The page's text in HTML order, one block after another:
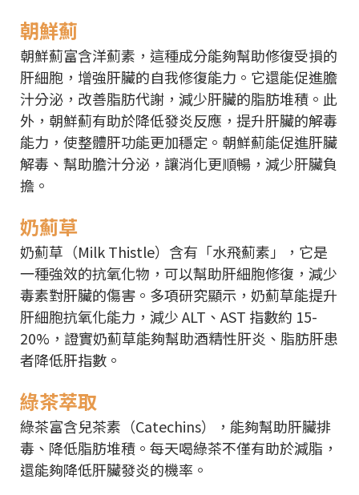
朝鮮薊
朝鮮薊富含洋薊素，這種成分能夠幫助修復受損的
肝細胞，增強肝臟的自我修復能力。它還能促進膽
汁分泌，改善脂肪代謝，減少肝臟的脂肪堆積。此
外，朝鮮薊有助於降低發炎反應，提升肝臟的解毒
能力，使整體肝功能更加穩定。朝鮮薊能促進肝臟
解毒、幫助膽汁分泌，讓消化更順暢，減少肝臟負
擔。
奶薊草
奶薊草（Milk Thistle）含有「水飛薊素」，它是
一種強效的抗氧化物，可以幫助肝細胞修復，減少
毒素對肝臟的傷害。多項研究顯示，奶薊草能提升
肝細胞抗氧化能力，減少 ALT、AST 指數約 15-
20%，證實奶薊草能夠幫助酒精性肝炎、脂肪肝患
者降低肝指數。
綠茶萃取
綠茶富含兒茶素（Catechins），能夠幫助肝臟排
毒、降低脂肪堆積。每天喝綠茶不僅有助於減脂，
還能夠降低肝臟發炎的機率。